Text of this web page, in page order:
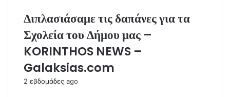
Διπλασιάσαμε τις δαπάνες για τα
Σχολεία του Δήμου μας –
KORINTHOS NEWS –
Galaksias.com
2 εβδομάδες ago